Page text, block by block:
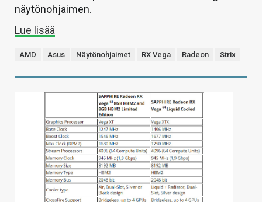
näytönohjaimen.
Lue lisää
AMD Asus Näytönohjaimet RX Vega Radeon Strix